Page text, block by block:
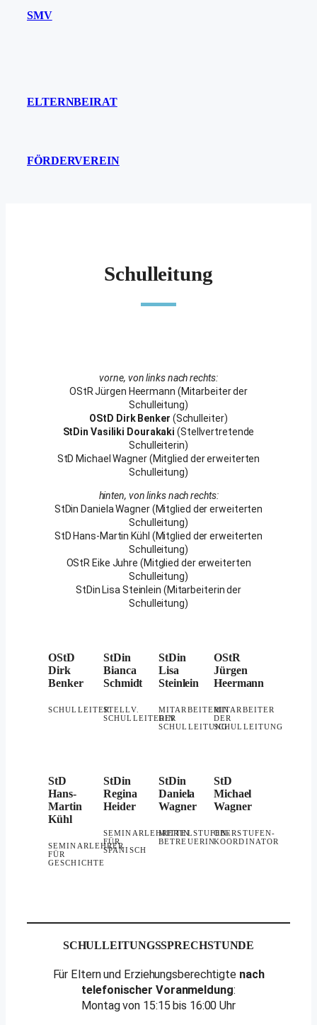
SMV
ELTERNBEIRAT
FÖRDERVEREIN
Schulleitung
vorne, von links nach rechts:
OStR Jürgen Heermann (Mitarbeiter der
Schulleitung)
OStD Dirk Benker (Schulleiter)
StDin Vasiliki Dourakaki(Stellvertretende
Schulleiterin)
StD Michael Wagner (Mitglied der erweiterten
Schulleitung)
hinten, von links nach rechts:
StDin Daniela Wagner (Mitglied der erweiterten
Schulleitung)
StD Hans-Martin Kühl (Mitglied der erweiterten
Schulleitung)
OStR Eike Juhre (Mitglied der erweiterten
Schulleitung)
StDin Lisa Steinlein (Mitarbeiterin der
Schulleitung)
OStD
Dirk
Benker
SCHULLEITER
StDin
Bianca
Schmidt
STELLV.
SCHULLEITERIN
StDin
Lisa
Steinlein
MITARBEITERIN
DER
SCHULLEITUNG
OStR
Jürgen
Heermann
MITARBEITER
DER
SCHULLEITUNG
StD
Hans-
Martin
Kühl
SEMINARLEHRER
FÜR
GESCHICHTE
StDin
Regina
Heider
SEMINARLEHRERIN
FÜR
SPANISCH
StDin
Daniela
Wagner
MITTELSTUFEN-
BETREUERIN
StD
Michael
Wagner
OBERSTUFEN-
KOORDINATOR
SCHULLEITUNGSSPRECHSTUNDE
Für Eltern und Erziehungsberechtigte nach
telefonischer Voranmeldung:
Montag von 15:15 bis 16:00 Uhr